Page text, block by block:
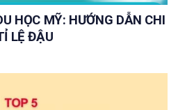
HỌC MỸ: HƯỚNG DẪN CHI
LỆ ĐẬU